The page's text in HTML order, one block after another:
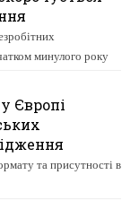
минулого року
Європі
та присутності в